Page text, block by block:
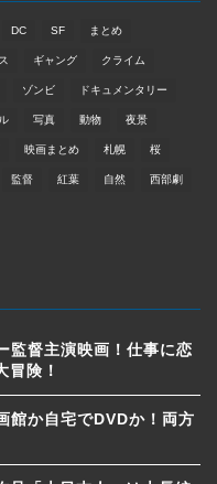
DC SF まとめ
ギャング クライム
ゾンビ ドキュメンタリー
写真 動物 夜景
映画まとめ 札幌 桜
監督 紅葉 自然 西部劇
監督主演映画！仕事に恋
冒険！
館か自宅でDVDか！両方